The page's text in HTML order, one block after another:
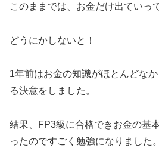
このままでは、お金だけ出ていっ
どうにかしないと！
1年前はお金の知識がほとんどな
る決意をしました。
結果、FP3級に合格できお金の基
ったのですごく勉強になりました。